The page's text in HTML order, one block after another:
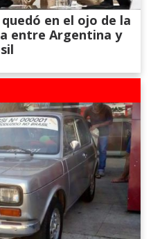
en el ojo de la
entre Argentina y